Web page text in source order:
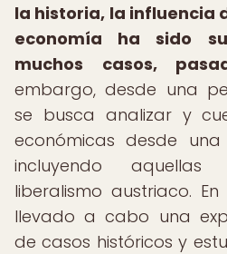
la historia, la influencia
economía ha sido
muchos casos,
embargo, desde una
se busca analizar y
económicas desde
incluyendo aquellas
liberalismo austriaco.
llevado a cabo una
de casos históricos y